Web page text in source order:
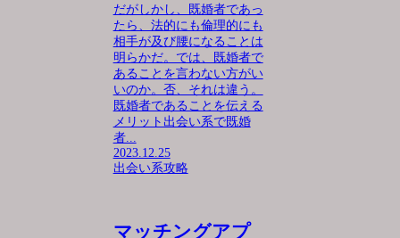
だがしかし、既婚者であっ
たら、法的にも倫理的にも
相手が及び腰になることは
明らかだ。では、既婚者で
あることを言わない方がい
いのか。否、それは違う。
既婚者であることを伝える
メリット出会い系で既婚
者...
2023.12.25
出会い系攻略
マッチングアプ